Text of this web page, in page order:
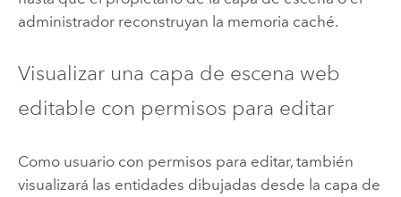
administrador reconstruyan la memoria caché.
Visualizar una capa de escena web
editable con permisos para editar
Como usuario con permisos para editar, también
visualizará las entidades dibujadas desde la capa de